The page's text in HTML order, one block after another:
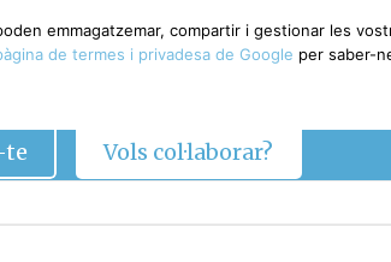
te Vols col·laborar?
emmagatzemar, compartir i gestionar les
de termes i privadesa de Google per saber-